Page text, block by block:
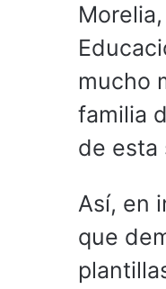
mucho
familia
de esta
Así, en
que